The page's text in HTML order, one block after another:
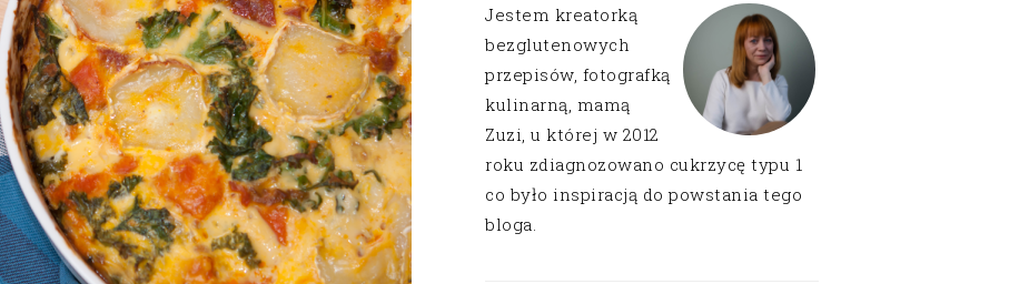
Jestem kreatorką
bezglutenowych
przepisów, fotografką
kulinarną, mamą
Zuzi, u której w 2012
roku zdiagnozowano cukrzycę typu 1
co było inspiracją do powstania tego
bloga.